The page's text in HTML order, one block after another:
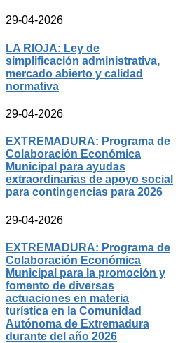
29-04-2026
LA RIOJA: Ley de
simplificación administrativa,
mercado abierto y calidad
normativa
29-04-2026
EXTREMADURA: Programa de
Colaboración Económica
Municipal para ayudas
extraordinarias de apoyo social
para contingencias para 2026
29-04-2026
EXTREMADURA: Programa de
Colaboración Económica
Municipal para la promoción y
fomento de diversas
actuaciones en materia
turística en la Comunidad
Autónoma de Extremadura
durante del año 2026